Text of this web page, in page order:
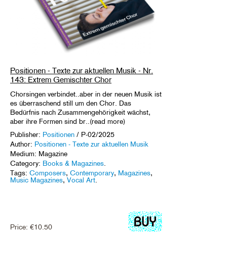
Positionen - Texte zur aktuellen Musik - Nr.
143: Extrem Gemischter Chor
Chorsingen verbindet..aber in der neuen Musik ist
es überraschend still um den Chor. Das
Bedürfnis nach Zusammengehörigkeit wächst,
aber ihre Formen sind br..(read more)
Publisher: Positionen / P-02/2025
Author: Positionen - Texte zur aktuellen Musik
Medium: Magazine
Category: Books & Magazines
Tags: Composers, Contemporary, Magazines,
Music Magazines, Vocal Art
Price: €10.50